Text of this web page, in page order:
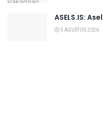
ASELS.IS:
5 AĞUSTOS 2026